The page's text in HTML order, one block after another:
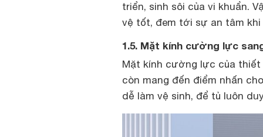
triển, sinh sôi của vi khuẩn.
vệ tốt, đem tới sự an tâm khi
1.5. Mặt kính cường lực
Mặt kính cường lực của thiết
còn mang đến điểm nhấn
dễ làm vệ sinh, để tủ luôn